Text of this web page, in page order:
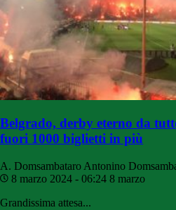
Belgrado, derby eterno da
fuori 1000 biglietti in più
A. Domsambataro Antonino
8 marzo 2024 - 06:24 8 marzo
Grandissima attesa...